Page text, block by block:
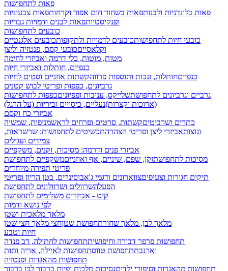
פאות לתחפושות
פאות בלונדניות ולבנותפאות בשחור חום אפור וקרחותפאות צבעוניות
ופנקיסטיותפאות לבנים ודמויות גבריות
כובעים לתחפושות
כובעי חיות לתחפושותכובעים לדמויות ולתקופותכובעים אלגנטיים
וקלאסייםכובעי קסם, פנטזיה וליצן
מטות, מוטות, כלי דרמה ואביזרי לחימה
כנפיים, חותלות ואביזרי חיות
כנפייםחותלות, זנבות ותוספות פרווהקשתות אוזניים וסטים לחיות
גרביונים, כפפות ופריטי לבוש קטנים
גרביים וגרביונים לתחפושתשלייקס, עניבות ופפיוניםכפפות לתחפושות
(ארוכות וקצרות)נעליים, כיסויים וביריות (על הרגל)
אביזרי כח וקסם
כתרים ושרביטיםקשתות, סרטים ופרחים לראשמניפות, שמשיה
ונוצותאביזרי ליצן ופריטי הצהרהתכשיטים לתחפושות: שרשראות,
צמידים ועגילים
אביזרי פנים ודרמה: מסיכות, זקנים, משקפיים
מסיכות לתחפושתזקן, שפם, שיניים, אף ואוזנייםמשקפיים לתחפושת
פריטי תפירה מיוחדים
תיקים חגורות וצעיפיםצווארונים ודגמי ג'אבוסינרים, בטן הריון ופריטי
הפעלהשרוולים ושרוולונים לתחפושת
קיט - אביזרים משלימים לתחפושת
לפי נושא ודמות
מלאך מלאכית ושטן
מלאך לבן, מלאך שחורתחפושת שטןחצי מלאך חצי שטן
חיות וטבע
תחפושות פרפר דבורה וחיפושיתתחפושות לחתולה, דב פנדה
וארנבתתחפושת טווסתחפושות לאיילה, אריה ותות
תחפושות מהאגדות ופנטזיה
תחפושות מהאגדות וסיפורי ילדיםנסיכות מלכות ופיות ברבור לבן ברבור